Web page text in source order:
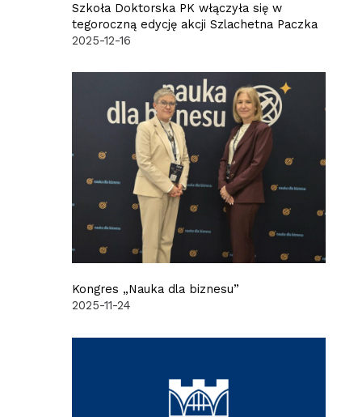
Szkoła Doktorska PK włączyła się w
tegoroczną edycję akcji Szlachetna Paczka
2025-12-16
Kongres „Nauka dla biznesu”
2025-11-24